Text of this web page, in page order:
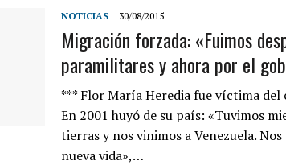
NOTICIAS 30/08/2015
Migración forzada: «Fuimos
paramilitares y ahora por el
*** Flor María Heredia fue víctima
En 2001 huyó de su país: «Tuvimos
tierras y nos vinimos a Venezuela.
nueva vida»,…